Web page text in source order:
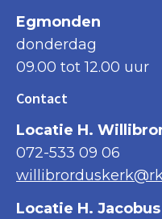
Egmonden
donderdag
09.00 tot 12.00 uur
Contact
Locatie H.
072-533 09 06
Locatie H.